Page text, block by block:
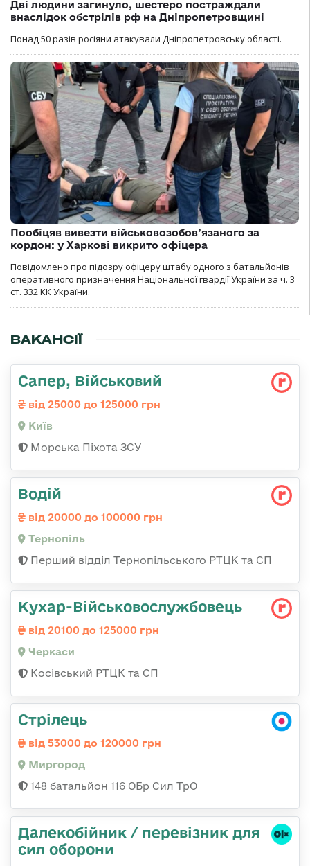
Дві людини загинуло, шестеро постраждали
внаслідок обстрілів рф на Дніпропетровщині
Понад 50 разів росіяни атакували Дніпропетровську області.
Пообіцяв вивезти військовозобов’язаного за
кордон: у Харкові викрито офіцера
Повідомлено про підозру офіцеру штабу одного з батальйонів
оперативного призначення Національної гвардії України за ч. 3
ст. 332 КК України.
ВАКАНСІЇ
Сапер, Військовий
від 25000 до 125000 грн
Київ
Морська Піхота ЗСУ
Водій
від 20000 до 100000 грн
Тернопіль
Перший відділ Тернопільського РТЦК та СП
Кухар-Військовослужбовець
від 20100 до 125000 грн
Черкаси
Косівський РТЦК та СП
Стрілець
від 53000 до 120000 грн
Миргород
148 батальйон 116 ОБр Сил ТрО
Далекобійник / перевізник для
сил оборони